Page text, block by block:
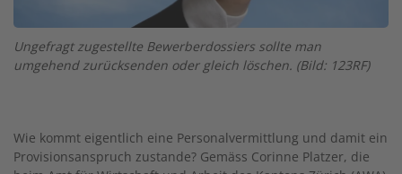
Ungefragt zugestellte Bewerberdossiers sollte man
umgehend zurücksenden oder gleich löschen. (Bild: 123RF)
Wie kommt eigentlich eine Personalvermittlung und damit ein
Provisionsanspruch zustande? Gemäss Corinne Platzer, die